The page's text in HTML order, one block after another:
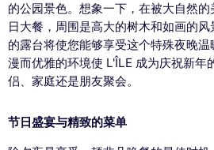
的公园景色。想象一下，在被大自然
日大餐，周围是高大的树木和如画的
的露台将使您能够享受这个特殊夜晚
漫而优雅的环境使 L'ÎLE 成为庆祝新年
侣、家庭还是朋友聚会。
节日盛宴与精致的菜单